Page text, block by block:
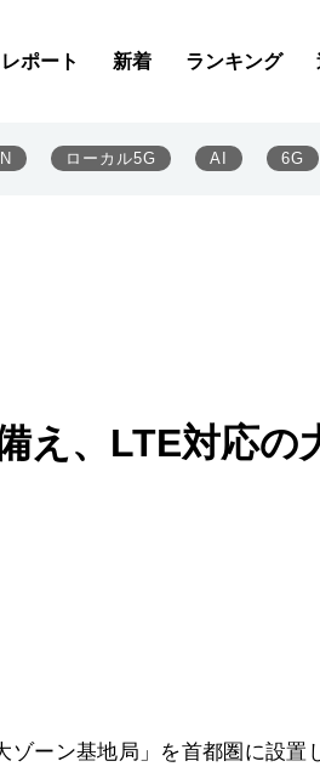
ポート 新着 ランキング
ローカル5G AI 6G
え、LTE対応の
ーン基地局」を首都圏に設置